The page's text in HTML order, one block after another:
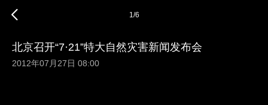
1/6
北京召开“7·21”特大自然灾害新闻发布会
2012年07月27日 08:00